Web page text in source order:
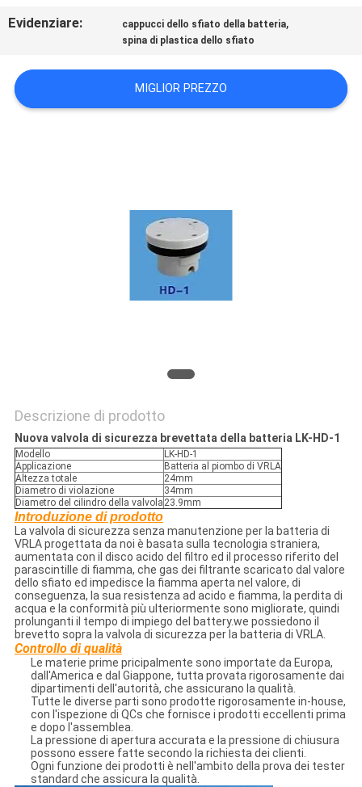
INFORMATIVA
PRIVACY
Evidenziare: cappucci dello sfiato della batteria,
spina di plastica dello sfiato
MIGLIOR PREZZO
Descrizione di prodotto
Nuova valvola di sicurezza brevettata della batteria LK-HD-1
Modello
LK-HD-1
Applicazione
Batteria al piombo di VRLA
Altezza totale
24mm
Diametro di violazione
34mm
Diametro del cilindro della valvola 23.9mm
Introduzione di prodotto
La valvola di sicurezza senza manutenzione per la batteria di
VRLA progettata da noi è basata sulla tecnologia straniera,
aumentata con il disco acido del filtro ed il processo riferito del
parascintille di fiamma, che gas dei filtrante scaricato dal valore
dello sfiato ed impedisce la fiamma aperta nel valore, di
conseguenza, la sua resistenza ad acido e fiamma, la perdita di
acqua e la conformità più ulteriormente sono migliorate, quindi
prolunganti il tempo di impiego del battery.we possiedono il
brevetto sopra la valvola di sicurezza per la batteria di VRLA.
Controllo di qualità
Le materie prime pricipalmente sono importate da Europa,
dall'America e dal Giappone, tutta provata rigorosamente dai
dipartimenti dell'autorità, che assicurano la qualità.
Tutte le diverse parti sono prodotte rigorosamente in-house,
con l'ispezione di QCs che fornisce i prodotti eccellenti prima
e dopo l'assemblea.
La pressione di apertura accurata e la pressione di chiusura
possono essere fatte secondo la richiesta dei clienti.
Ogni funzione dei prodotti è nell'ambito della prova dei tester
standard che assicura la qualità.